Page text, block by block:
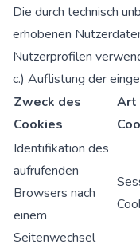
Die durch technisch
erhobenen
Nutzerprofilen
c.) Auflistung der
Zweck des
Cookies
Art
Identifikation des
aufrufenden
Browsers nach
einem
Seitenwechsel